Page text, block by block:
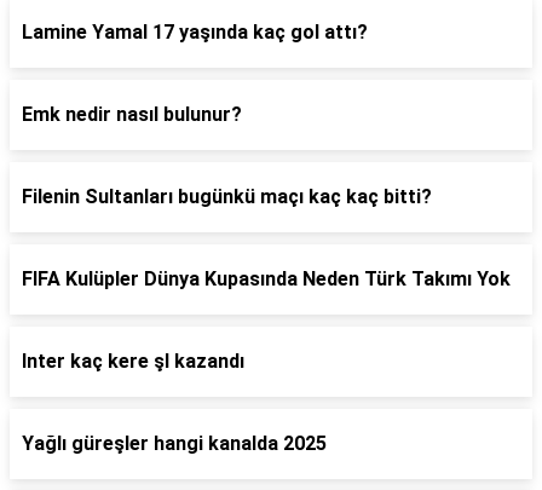
Lamine Yamal 17 yaşında kaç gol attı?
Emk nedir nasıl bulunur?
Filenin Sultanları bugünkü maçı kaç kaç bitti?
FIFA Kulüpler Dünya Kupasında Neden Türk Takımı Yok
Inter kaç kere şl kazandı
Yağlı güreşler hangi kanalda 2025